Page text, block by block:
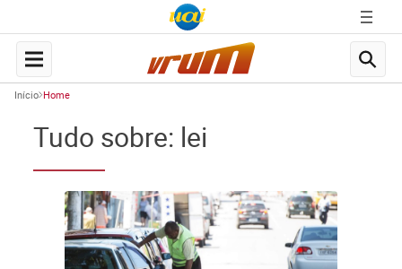
Início Home
Tudo sobre: lei